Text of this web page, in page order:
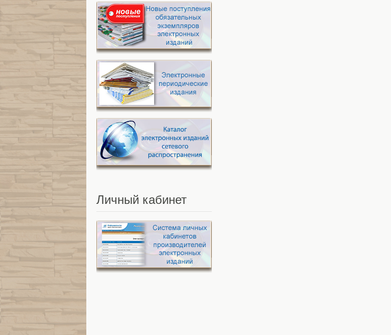
Личный кабинет